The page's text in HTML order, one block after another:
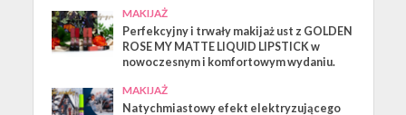
MAKIJAŻ
Perfekcyjny i trwały makijaż ust z GOLDEN
ROSE MY MATTE LIQUID LIPSTICK w
nowoczesnym i komfortowym wydaniu.
MAKIJAŻ
Natychmiastowy efekt elektryzującego